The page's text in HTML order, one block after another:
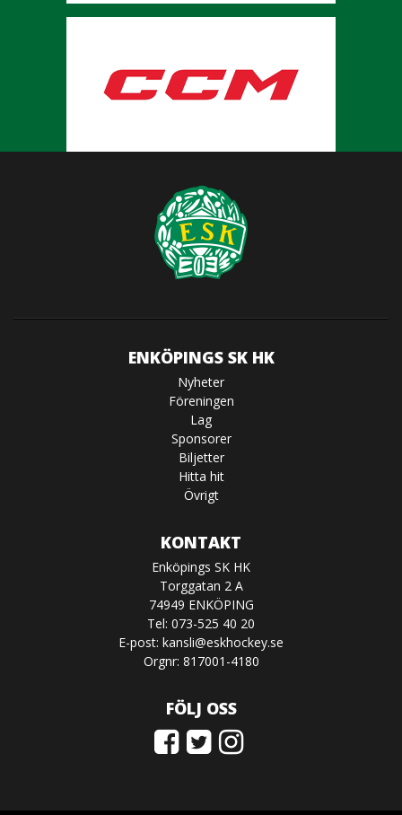
ENKÖPINGS SK HK
Nyheter
Föreningen
Lag
Sponsorer
Biljetter
Hitta hit
Övrigt
KONTAKT
Enköpings SK HK
Torggatan 2 A
74949 ENKÖPING
Tel: 073-525 40 20
E-post: kansli@eskhockey.se
Orgnr: 817001-4180
FÖLJ OSS